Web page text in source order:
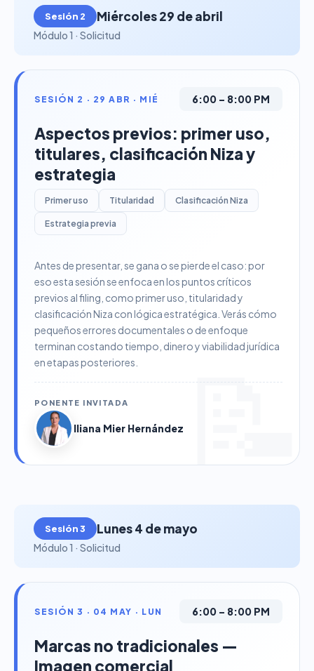
Sesión 2 Miércoles 29 de abril
Módulo 1 · Solicitud
SESIÓN 2 · 29 ABR · MIÉ 6:00 – 8:00 PM
Aspectos previos: primer uso,
titulares, clasificación Niza y
estrategia
Primer uso Titularidad Clasificación Niza
Estrategia previa
Antes de presentar, se gana o se pierde el caso: por
eso esta sesión se enfoca en los puntos críticos
previos al filing, como primer uso, titularidad y
clasificación Niza con lógica estratégica. Verás cómo
pequeños errores documentales o de enfoque
terminan costando tiempo, dinero y viabilidad jurídica
en etapas posteriores.
PONENTE INVITADA
Iliana Mier Hernández
Sesión 3 Lunes 4 de mayo
Módulo 1 · Solicitud
SESIÓN 3 · 04 MAY · LUN 6:00 – 8:00 PM
Marcas no tradicionales —
Imagen comercial